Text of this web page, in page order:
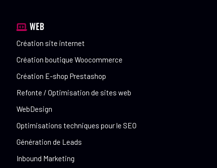
WEB
Création site internet
Création boutique Woocommerce
Création E-shop Prestashop
Refonte / Optimisation de sites web
WebDesign
Optimisations techniques pour le SEO
Génération de Leads
Inbound Marketing